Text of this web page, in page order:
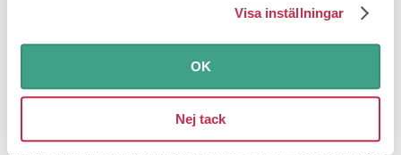
Visa inställningar
OK
Nej tack
livsmedelskontroll och möjlighet till kontantuttag gör ändå att
Att ha en konsumentvägledning är frivilligt för kommunerna och
väg­ledning i egen regi. Utöver det köper 99 sin ­
konsumentvägledning av andra kommuner eller av privata aktörer.
Råd & Rön sköter exemplvis konsumentvägledningen åt delar av
Stockholmsregionen via dotterbolaget Konsumentcentrum. Att köpa